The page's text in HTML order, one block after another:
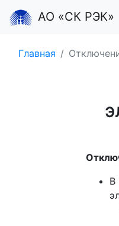
АО «СК РЭК»
Главная
В